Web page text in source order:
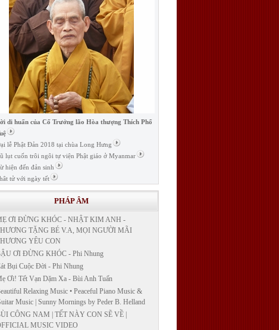
di huấn của Cố Trưởng lão Hòa thượng Thích Phổ
lễ Phật Đản 2018 tại chùa Long Hưng
lụt cuốn trôi ngôi tự viện Phật giáo ở Myanmar
hiện đến đản sinh
tử với ngày tết
PHÁP ÂM
ƠI ĐỪNG KHÓC - NHẬT KIM ANH -
TẶNG BÉ V.A, MỌI NGƯỜI MÃI
YÊU CON
ƠI ĐỪNG KHÓC - Phi Nhung
Bụi Cuộc Đời - Phi Nhung
Ơi! Tết Vạn Dặm Xa - Bùi Anh Tuấn
Relaxing Music • Peaceful Piano Music &
Music | Sunny Mornings by Peder B. Helland
CÔNG NAM | TẾT NÀY CON SẼ VỀ |
MUSIC VIDEO